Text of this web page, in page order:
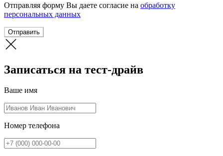
Отправляя форму Вы даете согласие на обработку
персональных данных
Отправить
Записаться на тест-драйв
Ваше имя
Номер телефона